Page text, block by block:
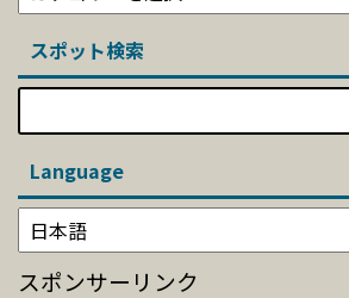
スポット検索
Language
スポンサーリンク